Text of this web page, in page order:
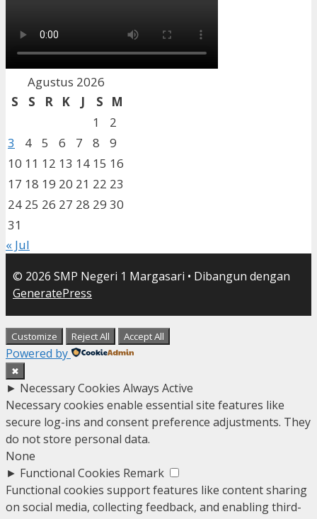
Agustus 2026
S
S R K J S
M
1
2
3
4 5 6 7 8
9
10 11 12 13 14 15 16
17 18 19 20 21 22 23
24 25 26 27 28 29 30
31
« Jul
© 2026 SMP Negeri 1 Margasari • Dibangun dengan
GeneratePress
Customize Reject All Accept All
Powered by
✖
► Necessary Cookies Always Active
Necessary cookies enable essential site features like
secure log-ins and consent preference adjustments. They
do not store personal data.
None
► Functional Cookies Remark
Functional cookies support features like content sharing
on social media, collecting feedback, and enabling third-